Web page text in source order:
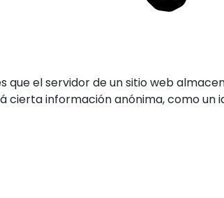
que el servidor de un sitio web
cierta información anónima, como un